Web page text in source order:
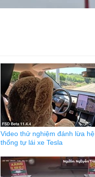
Video thử nghiệm đánh lừa hệ
thống tự lái xe Tesla